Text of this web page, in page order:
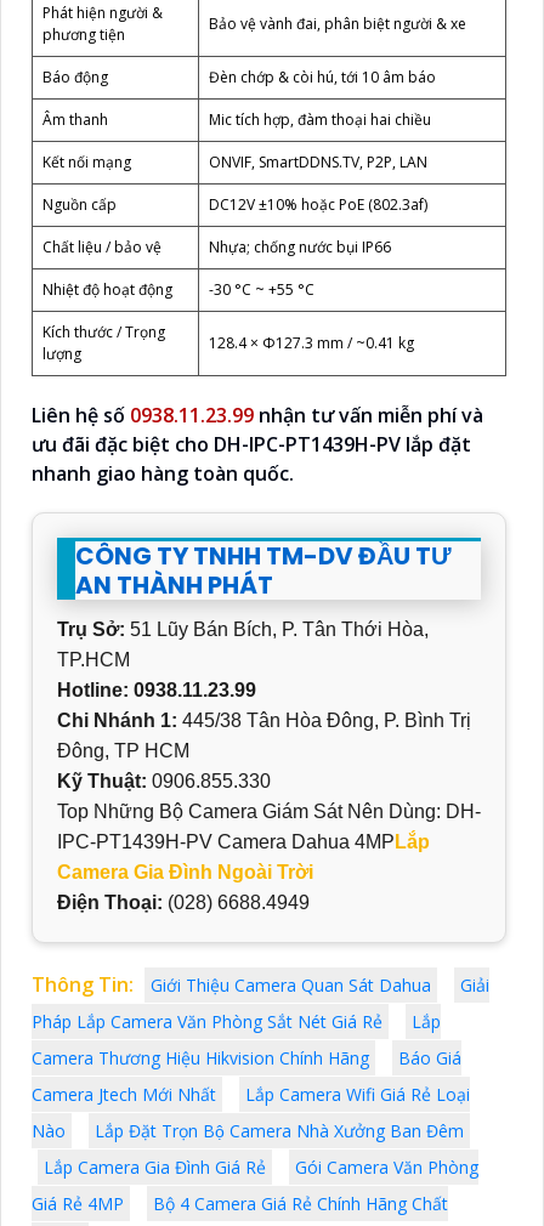
Phát hiện người &
phương tiện
Bảo vệ vành đai, phân biệt người & xe
Báo động Đèn chớp & còi hú, tới 10 âm báo
Âm thanh Mic tích hợp, đàm thoại hai chiều
Kết nối mạng ONVIF, SmartDDNS.TV, P2P, LAN
Nguồn cấp DC12V ±10% hoặc PoE (802.3af)
Chất liệu / bảo vệ Nhựa; chống nước bụi IP66
Nhiệt độ hoạt động -30 °C ~ +55 °C
Kích thước / Trọng
lượng
128.4 × Φ127.3 mm / ~0.41 kg
Liên hệ số 0938.11.23.99 nhận tư vấn miễn phí và
ưu đãi đặc biệt cho DH-IPC-PT1439H-PV lắp đặt
nhanh giao hàng toàn quốc.
CÔNG TY TNHH TM-DV ĐẦU TƯ
AN THÀNH PHÁT
Trụ Sở: 51 Lũy Bán Bích, P. Tân Thới Hòa,
TP.HCM
Hotline: 0938.11.23.99
Chi Nhánh 1: 445/38 Tân Hòa Đông, P. Bình Trị
Đông, TP HCM
Kỹ Thuật: 0906.855.330
Top Những Bộ Camera Giám Sát Nên Dùng: DH-
IPC-PT1439H-PV Camera Dahua 4MP Lắp
Camera Gia Đình Ngoài Trời
Điện Thoại: (028) 6688.4949
Thông Tin: Giới Thiệu Camera Quan Sát Dahua
Giải
Pháp Lắp Camera Văn Phòng Sắt Nét Giá Rẻ
Lắp
Camera Thương Hiệu Hikvision Chính Hãng
Báo Giá
Camera Jtech Mới Nhất
Lắp Camera Wifi Giá Rẻ Loại
Nào
Lắp Đặt Trọn Bộ Camera Nhà Xưởng Ban Đêm
Lắp Camera Gia Đình Giá Rẻ
Gói Camera Văn Phòng
Giá Rẻ 4MP
Bộ 4 Camera Giá Rẻ Chính Hãng Chất